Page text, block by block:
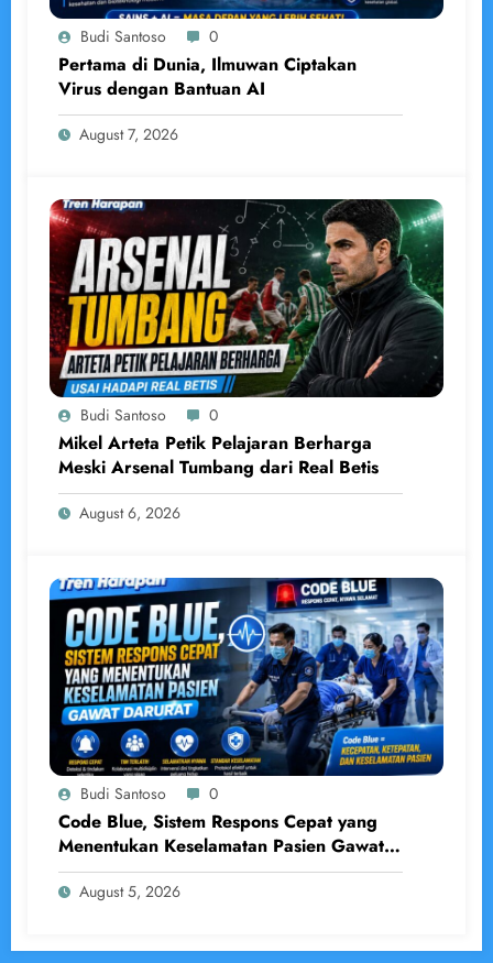
Budi Santoso 0
Pertama di Dunia, Ilmuwan Ciptakan
Virus dengan Bantuan AI
August 7, 2026
Budi Santoso 0
Mikel Arteta Petik Pelajaran Berharga
Meski Arsenal Tumbang dari Real Betis
August 6, 2026
Budi Santoso 0
Code Blue, Sistem Respons Cepat yang
Menentukan Keselamatan Pasien Gawat
Darurat
August 5, 2026